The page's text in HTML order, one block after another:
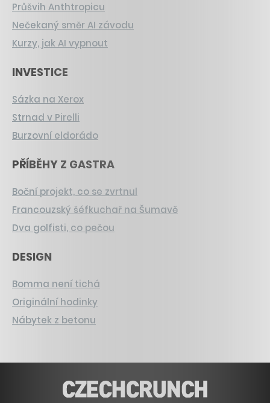
Průšvih Anthtropicu
Nečekaný směr AI závodu
Kurzy, jak AI vypnout
INVESTICE
Sázka na Xerox
Strnad v Pirelli
Burzovní eldorádo
PŘÍBĚHY Z GASTRA
Boční projekt, co se zvrtnul
Francouzský šéfkuchař na Šumavě
Dva golfisti, co pečou
DESIGN
Bomma není tichá
Originální hodinky
Nábytek z betonu